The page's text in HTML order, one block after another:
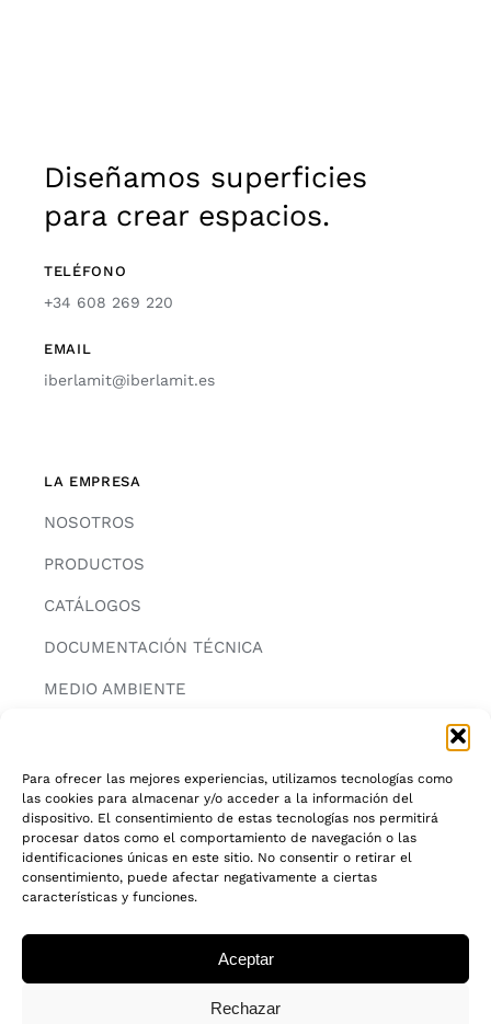
Para ofrecer las mejores experiencias, utilizamos tecnologías como
las cookies para almacenar y/o acceder a la información del
dispositivo. El consentimiento de estas tecnologías nos permitirá
procesar datos como el comportamiento de navegación o las
identificaciones únicas en este sitio. No consentir o retirar el
consentimiento, puede afectar negativamente a ciertas
características y funciones.
Aceptar
Rechazar
Diseñamos superficies
para crear espacios.
TELÉFONO
+34 608 269 220
EMAIL
iberlamit@iberlamit.es
LA EMPRESA
NOSOTROS
PRODUCTOS
CATÁLOGOS
DOCUMENTACIÓN TÉCNICA
MEDIO AMBIENTE
INFORMACIÓN
AVISO LEGAL
POLITICA DE PRIVACIDAD
CADENA DE CUSTODIA FSC®